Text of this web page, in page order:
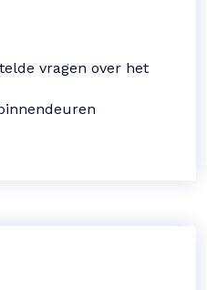
vragen over het